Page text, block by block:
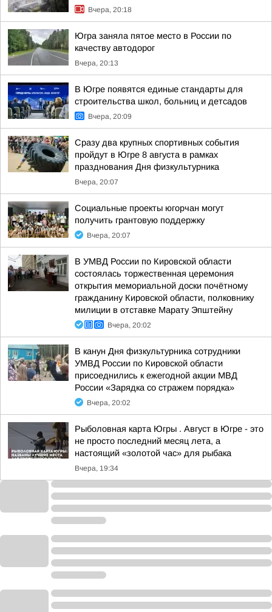
Вчера, 20:18
Югра заняла пятое место в России по
качеству автодорог
Вчера, 20:13
В Югре появятся единые стандарты для
строительства школ, больниц и детсадов
Вчера, 20:09
Сразу два крупных спортивных события
пройдут в Югре 8 августа в рамках
празднования Дня физкультурника
Вчера, 20:07
Социальные проекты югорчан могут
получить грантовую поддержку
Вчера, 20:07
В УМВД России по Кировской области
состоялась торжественная церемония
открытия мемориальной доски почётному
гражданину Кировской области, полковнику
милиции в отставке Марату Эпштейну
Вчера, 20:02
В канун Дня физкультурника сотрудники
УМВД России по Кировской области
присоеднились к ежегодной акции МВД
России «Зарядка со стражем порядка»
Вчера, 20:02
Рыболовная карта Югры . Август в Югре - это
не просто последний месяц лета, а
настоящий «золотой час» для рыбака
Вчера, 19:34